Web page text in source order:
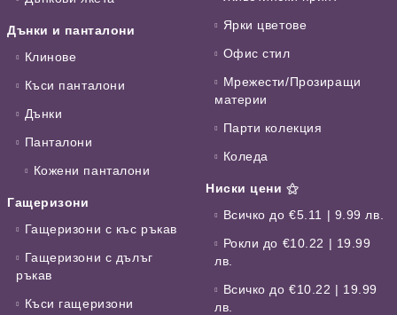
Дънки и панталони
Клинове
Къси панталони
Дънки
Панталони
Кожени панталони
Гащеризони
Гащеризони с къс ръкав
Гащеризони с дълъг
ръкав
Къси гащеризони
Ярки цветове
Офис стил
Мрежести/Прозиращи
материи
Парти колекция
Коледа
Ниски цени ⚝
Всичко до €5.11 | 9.99 лв.
Рокли до €10.22 | 19.99
лв.
Всичко до €10.22 | 19.99
лв.